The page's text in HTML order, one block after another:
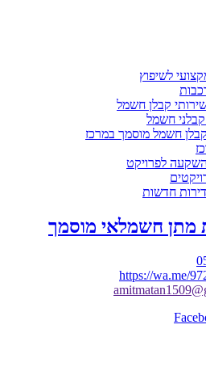
לשיפוץ
קבלן חשמל
חשמל
חשמל מוסמך במרכז
לפרויקט
חדשות
מתן חשמלאי מוסמך